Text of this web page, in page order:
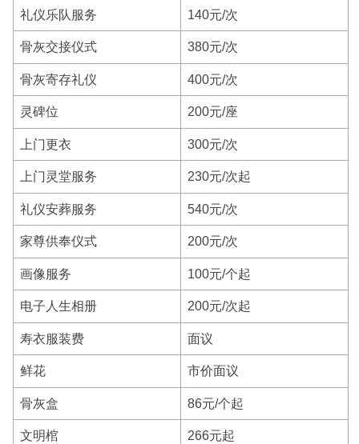
礼仪乐队服务 140元/次
骨灰交接仪式 380元/次
骨灰寄存礼仪 400元/次
灵碑位 200元/座
上门更衣 300元/次
上门灵堂服务 230元/次起
礼仪安葬服务 540元/次
家尊供奉仪式 200元/次
画像服务 100元/个起
电子人生相册 200元/次起
寿衣服装费 面议
鲜花 市价面议
骨灰盒 86元/个起
文明棺 266元起